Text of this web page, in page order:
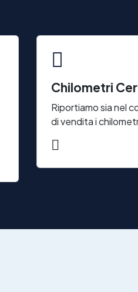
Chilometri
Riportiamo sia nel
di vendita i